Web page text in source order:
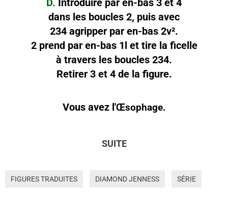
dans les boucles 2, puis avec
234 agripper par en-bas 2v².
2 prend par en-bas 1l et tire la ficelle
à travers les boucles 234.
Retirer 3 et 4 de la figure.
Vous avez l'Œsophage.
SUITE
FIGURES TRADUITES DIAMOND JENNESS SÉRIE